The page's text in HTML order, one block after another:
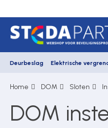
Deurbeslag Elektrische
Deurbeslag
Home DOM Sloten
DOM